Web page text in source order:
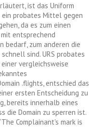
ist das Uniform
ein probates Mittel gegen
da es zum einen
entsprechend
bedarf, zum anderen die
sind. URS probates
vergleichsweise
.flights, entschied das
ersten Entscheidung zu
bereits innerhalb eines
die Domain zu sperren ist.
Complainant's mark is